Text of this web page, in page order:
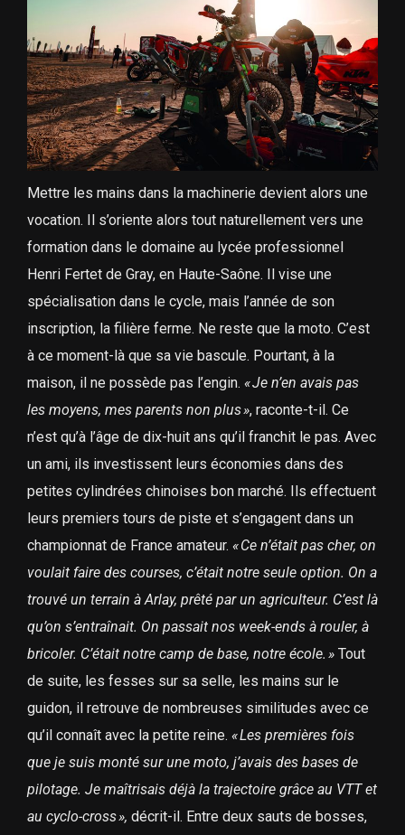
Mettre les mains dans la machinerie devient alors une
vocation. Il s’oriente alors tout naturellement vers une
formation dans le domaine au lycée professionnel
Henri Fertet de Gray, en Haute-Saône. Il vise une
spécialisation dans le cycle, mais l’année de son
inscription, la filière ferme. Ne reste que la moto. C’est
à ce moment-là que sa vie bascule. Pourtant, à la
maison, il ne possède pas l’engin. « Je n’en avais pas
les moyens, mes parents non plus », raconte-t-il. Ce
n’est qu’à l’âge de dix-huit ans qu’il franchit le pas. Avec
un ami, ils investissent leurs économies dans des
petites cylindrées chinoises bon marché. Ils effectuent
leurs premiers tours de piste et s’engagent dans un
championnat de France amateur. « Ce n’était pas cher, on
voulait faire des courses, c’était notre seule option. On a
trouvé un terrain à Arlay, prêté par un agriculteur. C’est là
qu’on s’entraînait. On passait nos week-ends à rouler, à
bricoler. C’était notre camp de base, notre école. »Tout
de suite, les fesses sur sa selle, les mains sur le
guidon, il retrouve de nombreuses similitudes avec ce
qu’il connaît avec la petite reine. « Les premières fois
que je suis monté sur une moto, j’avais des bases de
pilotage. Je maîtrisais déjà la trajectoire grâce au VTT et
au cyclo-cross », décrit-il. Entre deux sauts de bosses,